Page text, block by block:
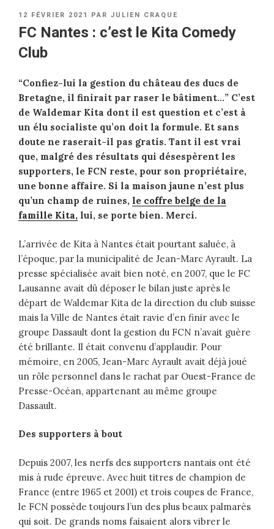
PUBLIÉ
LE
12 FÉVRIER 2021 PAR JULIEN CRAQUE
FC Nantes : c’est le Kita Comedy
Club
“Confiez-lui la gestion du château des ducs de
Bretagne, il finirait par raser le bâtiment…” C’est
de Waldemar Kita dont il est question et c’est à
un élu socialiste qu’on doit la formule. Et sans
doute ne raserait-il pas gratis. Tant il est vrai
que, malgré des résultats qui désespèrent les
supporters, le FCN reste, pour son propriétaire,
une bonne affaire. Si la maison jaune n’est plus
qu’un champ de ruines, le coffre belge de la
famille Kita, lui, se porte bien. Merci.
L’arrivée de Kita à Nantes était pourtant saluée, à
l’époque, par la municipalité de Jean-Marc Ayrault. La
presse spécialisée avait bien noté, en 2007, que le FC
Lausanne avait dû déposer le bilan juste après le
départ de Waldemar Kita de la direction du club suisse
mais la Ville de Nantes était ravie d’en finir avec le
groupe Dassault dont la gestion du FCN n’avait guère
été brillante. Il était convenu d’applaudir. Pour
mémoire, en 2005, Jean-Marc Ayrault avait déjà joué
un rôle personnel dans le rachat par Ouest-France de
Presse-Océan, appartenant au même groupe
Dassault.
Des supporters à bout
Depuis 2007, les nerfs des supporters nantais ont été
mis à rude épreuve. Avec huit titres de champion de
France (entre 1965 et 2001) et trois coupes de France,
le FCN possède toujours l’un des plus beaux palmarès
qui soit. De grands noms faisaient alors vibrer le